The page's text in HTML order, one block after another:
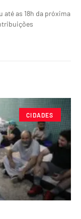
até as 18h da próxima
CIDADES